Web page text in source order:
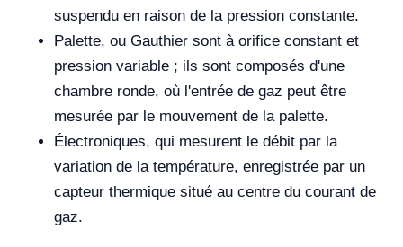
suspendu en raison de la pression constante.
Palette, ou Gauthier sont à orifice constant et
pression variable ; ils sont composés d'une
chambre ronde, où l'entrée de gaz peut être
mesurée par le mouvement de la palette.
Électroniques, qui mesurent le débit par la
variation de la température, enregistrée par un
capteur thermique situé au centre du courant de
gaz.